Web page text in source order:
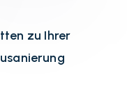
zu Ihrer